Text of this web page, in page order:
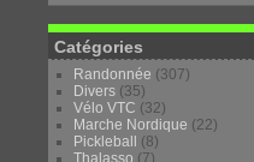
Catégories
Randonnée (307)
Divers (35)
Vélo VTC (32)
Marche Nordique (22)
Pickleball
(8)
Thalasso (7)